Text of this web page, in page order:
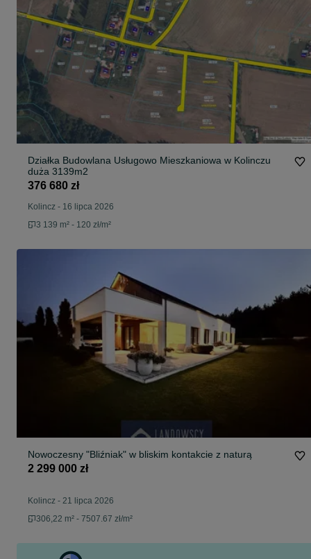
Działka Budowlana Usługowo Mieszkaniowa w Kolinczu
duża 3139m2
376 680 zł
Kolincz - 16 lipca 2026
3 139 m² - 120 zł/m²
Nowoczesny "Bliźniak" w bliskim kontakcie z naturą
2 299 000 zł
Kolincz - 21 lipca 2026
306,22 m² - 7507.67 zł/m²